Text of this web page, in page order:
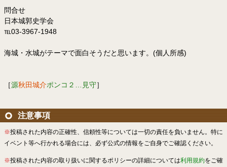
問合せ
日本城郭史学会
℡03-3967-1948
海城・水城がテーマで面白そうだと思います。(個人所感)
［源秋田城介ポンコ２…見守］
注意事項
※投稿された内容の正確性、信頼性等については一切の責任を負いません。特に
イベント等へ行かれる場合には、必ず公式の情報をご自身でご確認ください。
※投稿された内容の取り扱いに関するポリシーの詳細については利用規約をご確